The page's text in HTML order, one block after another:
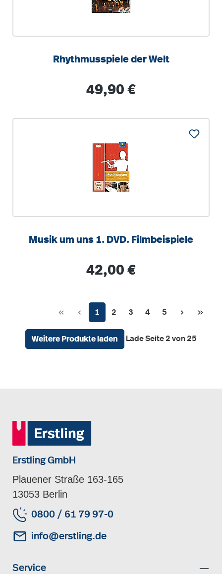
Rhythmusspiele der Welt
Regulärer Preis:
49,90 €
Musik um uns 1. DVD. Filmbeispiele
Regulärer Preis:
42,00 €
Seite
1 Seite
2 Seite
3 Seite
4 Seite
5
Weitere Produkte laden Lade Seite 2 von 25
Erstling GmbH
Plauener Straße 163-165
13053 Berlin
0800 / 61 79 97-0
info@erstling.de
Service